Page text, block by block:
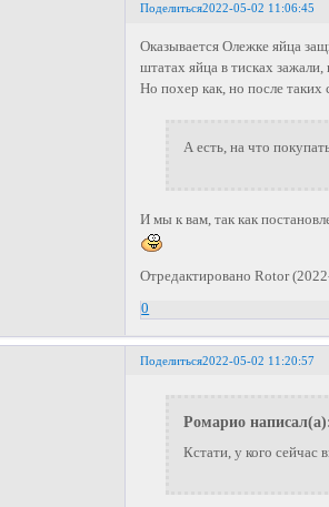
Поделиться2022-05-02 11:06:45
Оказывается Олежке яйца
штатах яйца в тисках
Но похер как, но после
А есть, на что
И мы к вам, так как
Отредактировано Rotor
0
Поделиться2022-05-02 11:20:57
Ромарио
Кстати, у кого сейчас